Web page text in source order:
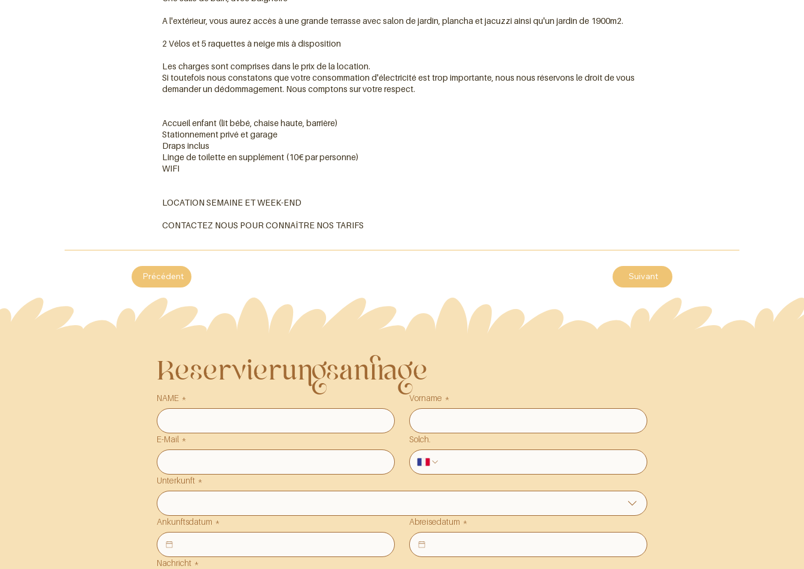
Précédent Suivant
A l'extérieur, vous aurez accès à une grande terrasse avec salon de jardin, plancha et jacuzzi ainsi qu'un jardin de 1900m2.
2 Vélos et 5 raquettes à neige mis à disposition
Les charges sont comprises dans le prix de la location.
Si toutefois nous constatons que votre consommation d'électricité est trop importante, nous nous réservons le droit de vous
demander un dédommagement. Nous comptons sur votre respect.
Accueil enfant (lit bébé, chaise haute, barrière)
Stationnement privé et garage
Draps inclus
Linge de toilette en supplément (10€ par personne)
WIFI
LOCATION SEMAINE ET WEEK-END
CONTACTEZ NOUS POUR CONNAÎTRE NOS TARIFS
Reservierungsanfrage
NAME * Vorname *
E-Mail * Solch.
Unterkunft *
Ankunftsdatum * Abreisedatum *
Nachricht *